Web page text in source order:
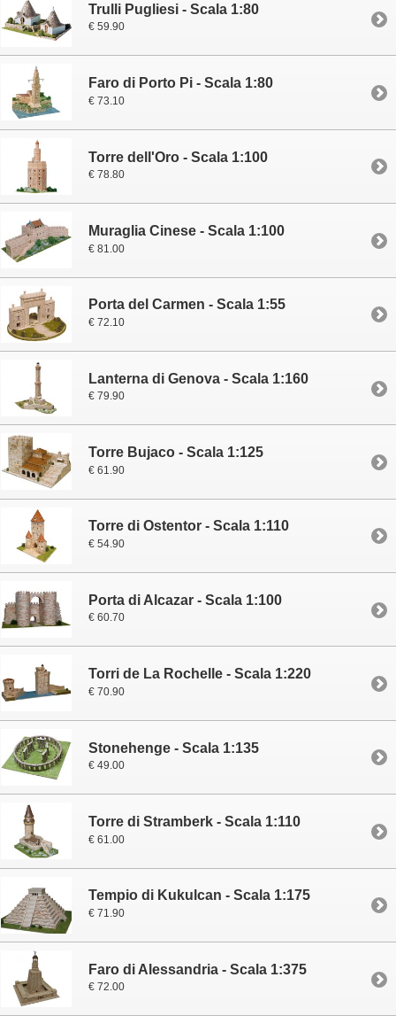
Trulli Pugliesi - Scala 1:80
€ 59.90
Faro di Porto Pi - Scala 1:80
€ 73.10
Torre dell'Oro - Scala 1:100
€ 78.80
Muraglia Cinese - Scala 1:100
€ 81.00
Porta del Carmen - Scala 1:55
€ 72.10
Lanterna di Genova - Scala 1:160
€ 79.90
Torre Bujaco - Scala 1:125
€ 61.90
Torre di Ostentor - Scala 1:110
€ 54.90
Porta di Alcazar - Scala 1:100
€ 60.70
Torri de La Rochelle - Scala 1:220
€ 70.90
Stonehenge - Scala 1:135
€ 49.00
Torre di Stramberk - Scala 1:110
€ 61.00
Tempio di Kukulcan - Scala 1:175
€ 71.90
Faro di Alessandria - Scala 1:375
€ 72.00